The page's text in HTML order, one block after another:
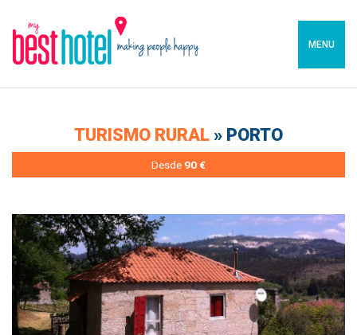
MENU
TURISMO RURAL » PORTO
Desde 90 €